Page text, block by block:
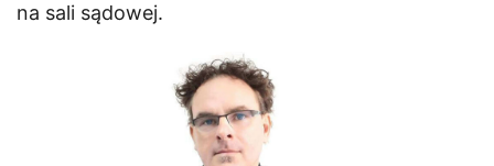
na sali sądowej.